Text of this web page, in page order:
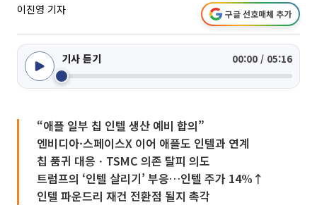
이진영 기자 구글 선호매체 추가
기사 듣기 00:00 / 05:16
“애플 일부 칩 인텔 생산 예비 합의”
엔비디아·스페이스X 이어 애플도 인텔과 연계
칩 품귀 대응ㆍTSMC 의존 탈피 의도
트럼프의 ‘인텔 살리기’ 부응…인텔 주가 14%↑
인텔 파운드리 재건 전환점 될지 촉각